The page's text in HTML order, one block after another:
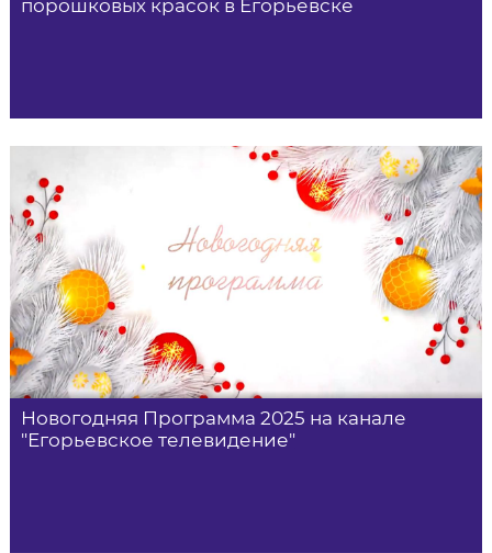
порошковых красок в Егорьевске
Новогодняя Программа 2025 на канале
"Егорьевское телевидение"